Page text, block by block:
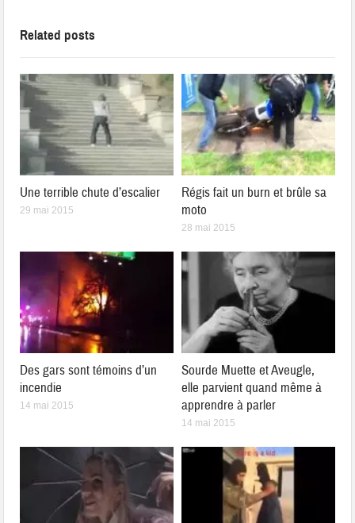
Related posts
Une terrible chute d’escalier
29 mai 2015
Régis fait un burn et brûle sa
moto
28 mai 2015
Des gars sont témoins d’un
incendie
14 mai 2015
Sourde Muette et Aveugle,
elle parvient quand même à
apprendre à parler
14 mai 2015